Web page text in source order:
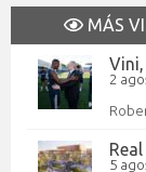
MÁS
2
5